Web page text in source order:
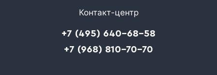
Контакт-центр
+7 (495) 640-68-58
+7 (968) 810-70-70